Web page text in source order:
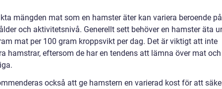
mängden mat som en hamster äter kan variera beroende
och aktivitetsnivå. Generellt sett behöver en hamster äta
mat per 100 gram kroppsvikt per dag. Det är viktigt att inte
hamstrar, eftersom de har en tendens att lämna över mat
också att ge hamstern en varierad kost för att